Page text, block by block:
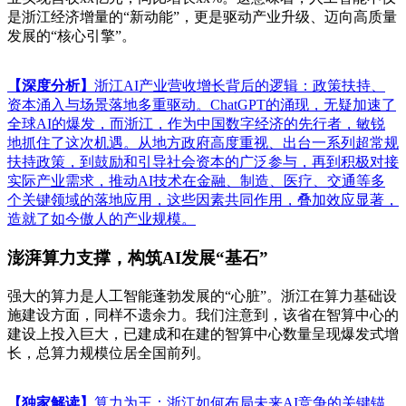
是浙江经济增量的“新动能”，更是驱动产业升级、迈向高质量
发展的“核心引擎”。
【深度分析】 浙江AI产业营收增长背后的逻辑：政策扶持、
资本涌入与场景落地多重驱动。ChatGPT的涌现，无疑加速了
全球AI的爆发，而浙江，作为中国数字经济的先行者，敏锐
地抓住了这次机遇。从地方政府高度重视、出台一系列超常规
扶持政策，到鼓励和引导社会资本的广泛参与，再到积极对接
实际产业需求，推动AI技术在金融、制造、医疗、交通等多
个关键领域的落地应用，这些因素共同作用，叠加效应显著，
造就了如今傲人的产业规模。
澎湃算力支撑，构筑AI发展“基石”
强大的算力是人工智能蓬勃发展的“心脏”。浙江在算力基础设
施建设方面，同样不遗余力。我们注意到，该省在智算中心的
建设上投入巨大，已建成和在建的智算中心数量呈现爆发式增
长，总算力规模位居全国前列。
【独家解读】 算力为王：浙江如何布局未来AI竞争的关键锚